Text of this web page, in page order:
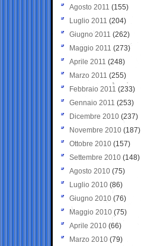
Agosto 2011 (155)
Luglio 2011 (204)
Giugno 2011 (262)
Maggio 2011 (273)
Aprile 2011 (248)
Marzo 2011 (255)
Febbraio 2011 (233)
Gennaio 2011 (253)
Dicembre 2010 (237)
Novembre 2010 (187)
Ottobre 2010 (157)
Settembre 2010 (148)
Agosto 2010 (75)
Luglio 2010 (86)
Giugno 2010 (76)
Maggio 2010 (75)
Aprile 2010 (66)
Marzo 2010 (79)